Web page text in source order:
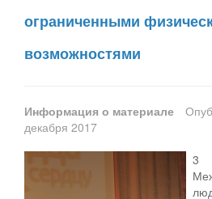
ограниченными
возможностями
Информация о материале
декабря 2017
3